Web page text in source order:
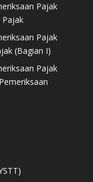
Pajak
Pajak
Pajak
(Bagian I)
Pajak